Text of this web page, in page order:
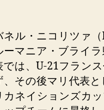
ネル・ニコリツァ
ーマニア・ブライ
では、U-21フラン
、その後マリ代表
カネイションズカ